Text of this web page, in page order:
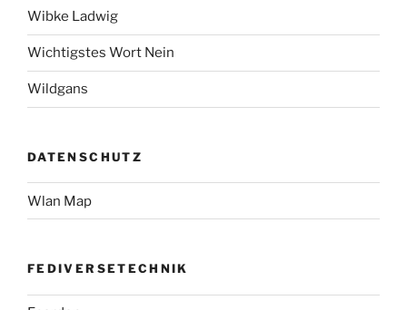
Wibke Ladwig
Wichtigstes Wort Nein
Wildgans
DATENSCHUTZ
Wlan Map
FEDIVERSETECHNIK